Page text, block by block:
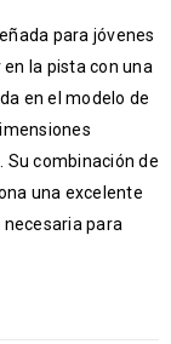
para jóvenes
la pista con una
en el modelo de
combinación de
una excelente
para